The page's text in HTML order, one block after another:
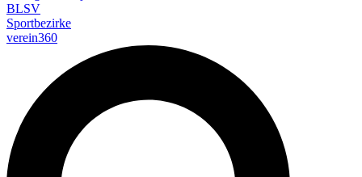
BLSV
Sportbezirke
verein360